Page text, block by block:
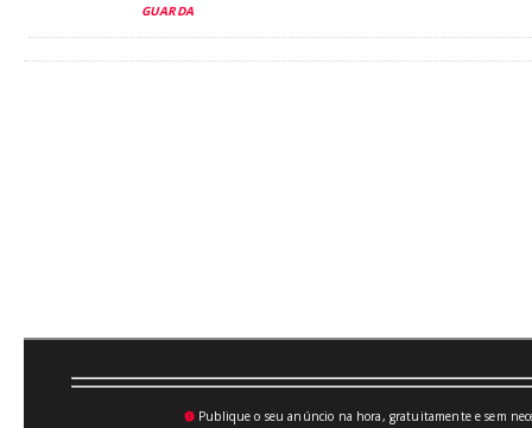
GUARDA
💥Publique o seu anúncio na hora, gratuitamente e sem